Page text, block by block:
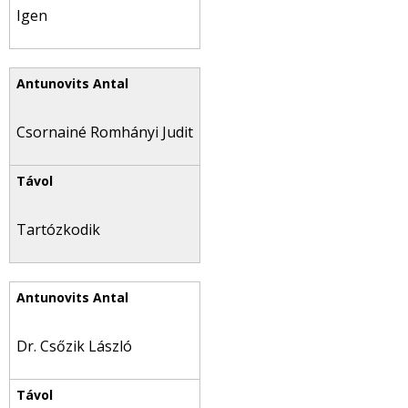
Igen
Csornainé Romhányi Judit
Tartózkodik
Dr. Csőzik László